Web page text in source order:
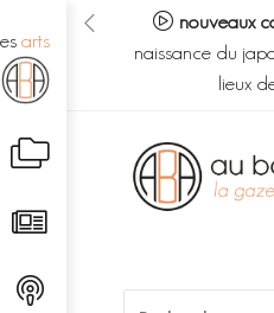
des arts :
savoir
nouveaux
naissance du
lieux
arts
au
contenu